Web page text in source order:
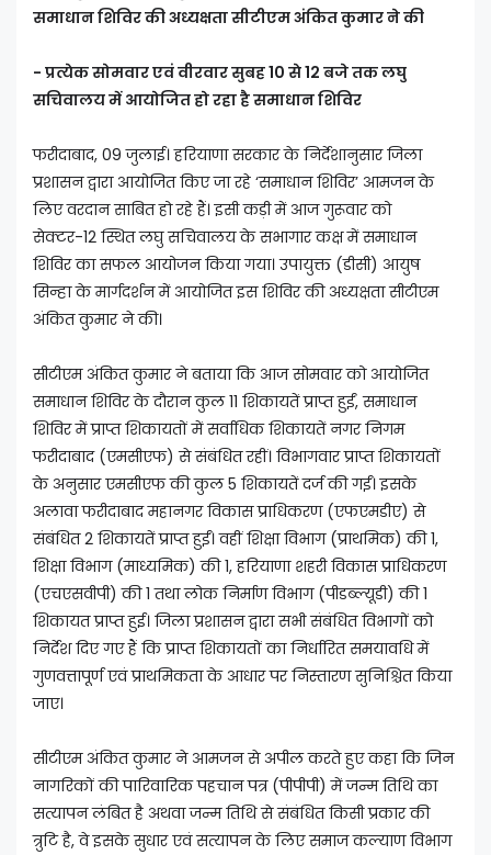
समाधान शिविर की अध्यक्षता सीटीएम अंकित कुमार ने की
- प्रत्येक सोमवार एवं वीरवार सुबह 10 से 12 बजे तक लघु
सचिवालय में आयोजित हो रहा है समाधान शिविर
फरीदाबाद, 09 जुलाई। हरियाणा सरकार के निर्देशानुसार जिला
प्रशासन द्वारा आयोजित किए जा रहे ‘समाधान शिविर’ आमजन के
लिए वरदान साबित हो रहे हैं। इसी कड़ी में आज गुरूवार को
सेक्टर-12 स्थित लघु सचिवालय के सभागार कक्ष में समाधान
शिविर का सफल आयोजन किया गया। उपायुक्त (डीसी) आयुष
सिन्हा के मार्गदर्शन में आयोजित इस शिविर की अध्यक्षता सीटीएम
अंकित कुमार ने की।
सीटीएम अंकित कुमार ने बताया कि आज सोमवार को आयोजित
समाधान शिविर के दौरान कुल 11 शिकायतें प्राप्त हुईं, समाधान
शिविर में प्राप्त शिकायतों में सर्वाधिक शिकायतें नगर निगम
फरीदाबाद (एमसीएफ) से संबंधित रहीं। विभागवार प्राप्त शिकायतों
के अनुसार एमसीएफ की कुल 5 शिकायतें दर्ज की गईं। इसके
अलावा फरीदाबाद महानगर विकास प्राधिकरण (एफएमडीए) से
संबंधित 2 शिकायतें प्राप्त हुईं। वहीं शिक्षा विभाग (प्राथमिक) की 1,
शिक्षा विभाग (माध्यमिक) की 1, हरियाणा शहरी विकास प्राधिकरण
(एचएसवीपी) की 1 तथा लोक निर्माण विभाग (पीडब्ल्यूडी) की 1
शिकायत प्राप्त हुई। जिला प्रशासन द्वारा सभी संबंधित विभागों को
निर्देश दिए गए हैं कि प्राप्त शिकायतों का निर्धारित समयावधि में
गुणवत्तापूर्ण एवं प्राथमिकता के आधार पर निस्तारण सुनिश्चित किया
जाए।
सीटीएम अंकित कुमार ने आमजन से अपील करते हुए कहा कि जिन
नागरिकों की पारिवारिक पहचान पत्र (पीपीपी) में जन्म तिथि का
सत्यापन लंबित है अथवा जन्म तिथि से संबंधित किसी प्रकार की
त्रुटि है, वे इसके सुधार एवं सत्यापन के लिए समाज कल्याण विभाग